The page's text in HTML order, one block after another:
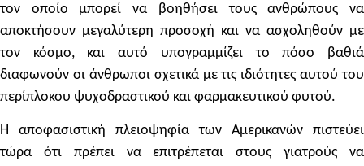
τον οποίο μπορεί να βοηθήσει τους ανθρώπους να
αποκτήσουν μεγαλύτερη προσοχή και να ασχοληθούν με
τον κόσμο, και αυτό υπογραμμίζει το πόσο βαθιά
διαφωνούν οι άνθρωποι σχετικά με τις ιδιότητες αυτού του
περίπλοκου ψυχοδραστικού και φαρμακευτικού φυτού.
Η αποφασιστική πλειοψηφία των Αμερικανών πιστεύει
τώρα ότι πρέπει να επιτρέπεται στους γιατρούς να